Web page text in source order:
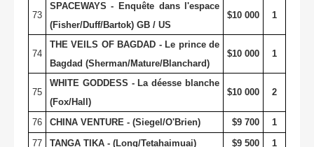
73
SPACEWAYS - Enquête dans l'espace
(Fisher/Duff/Bartok) GB / US
$10 000 1
74
THE VEILS OF BAGDAD - Le prince de
Bagdad (Sherman/Mature/Blanchard)
$10 000 1
75
WHITE GODDESS - La déesse blanche
(Fox/Hall)
$10 000 2
76 CHINA VENTURE - (Siegel/O'Brien) $9 700
1
77
TANGA TIKA - (Long/Tetahaimuai) $9 500 1